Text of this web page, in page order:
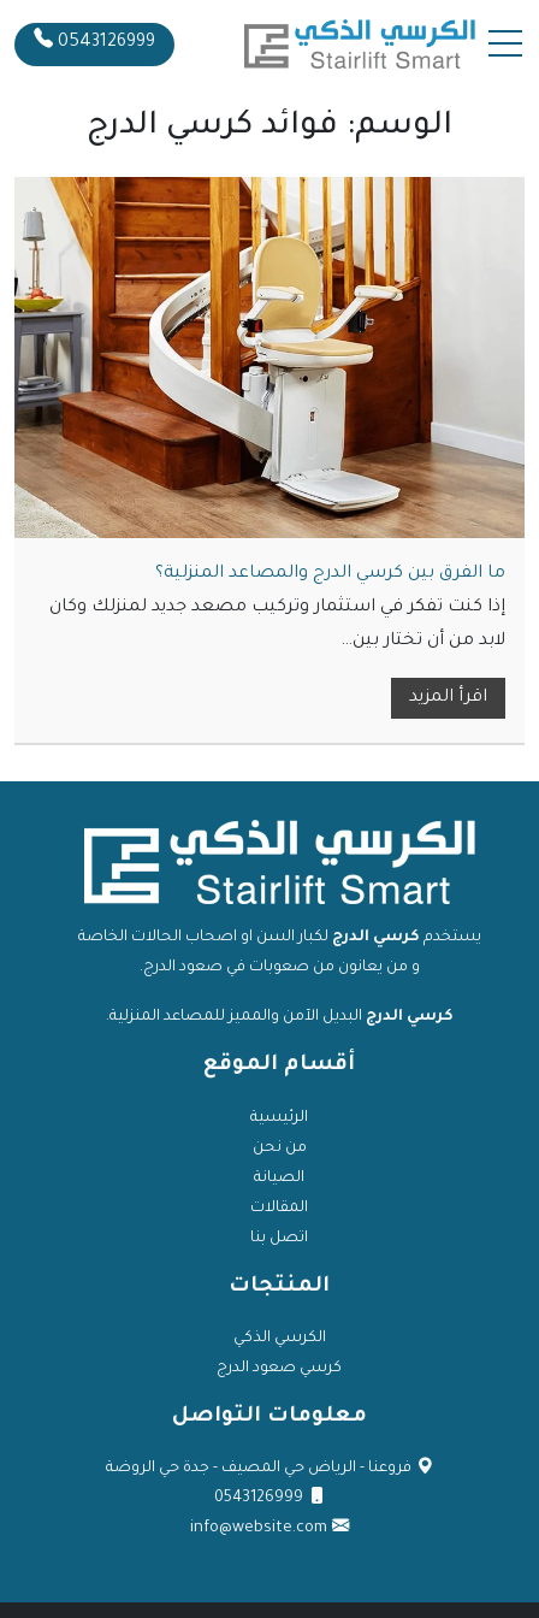
0543126999
الوسم: فوائد كرسي الدرج
ما الفرق بين كرسي الدرج والمصاعد المنزلية؟
إذا كنت تفكر في استثمار وتركيب مصعد جديد لمنزلك وكان
لابد من أن تختار بين…
اقرأ المزيد
يستخدم كرسي الدرج لكبار السن او اصحاب الحالات الخاصة
و من يعانون من صعوبات في صعود الدرج.
كرسي الدرج البديل الآمن والمميز للمصاعد المنزلية.
أقسام الموقع
الرئيسية
من نحن
الصيانة
المقالات
اتصل بنا
المنتجات
الكرسي الذكي
كرسي صعود الدرج
معلومات التواصل
فروعنا - الرياض حي المصيف - جدة حي الروضة
0543126999
info@website.com